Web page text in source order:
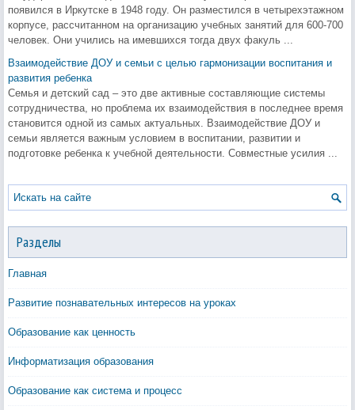
появился в Иркутске в 1948 году. Он разместился в четырехэтажном
корпусе, рассчитанном на организацию учебных занятий для 600-700
человек. Они учились на имевшихся тогда двух факуль ...
Взаимодействие ДОУ и семьи с целью гармонизации воспитания и
развития ребенка
Семья и детский сад – это две активные составляющие системы
сотрудничества, но проблема их взаимодействия в последнее время
становится одной из самых актуальных. Взаимодействие ДОУ и
семьи является важным условием в воспитании, развитии и
подготовке ребенка к учебной деятельности. Совместные усилия ...
Разделы
Главная
Развитие познавательных интересов на уроках
Образование как ценность
Информатизация образования
Образование как система и процесс